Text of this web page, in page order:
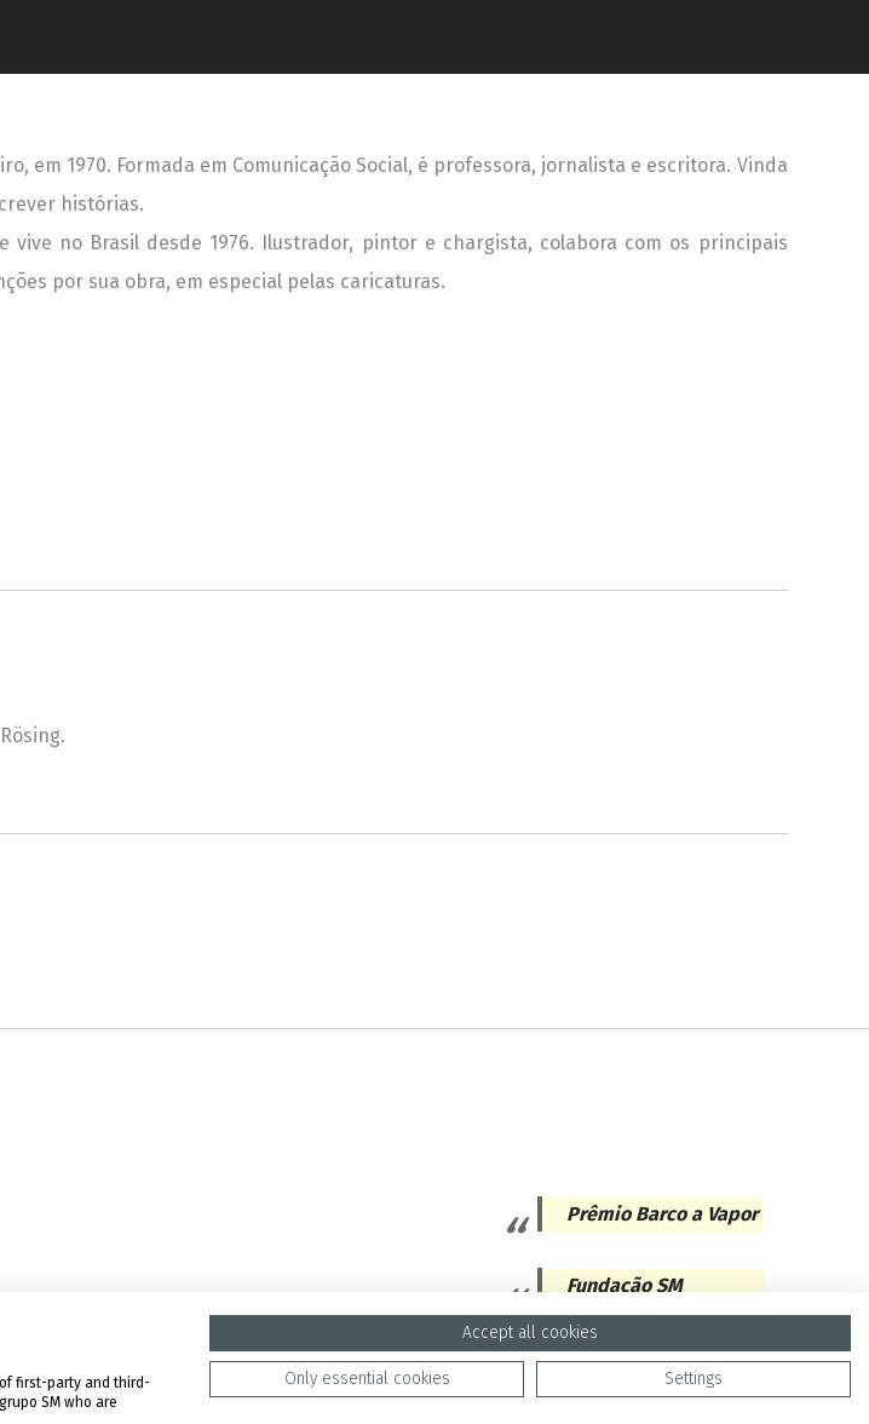
em 1970. Formada em Comunicação Social, é professora, jornalista e escritora. Vinda
histórias.
vive no Brasil desde 1976. Ilustrador, pintor e chargista, colabora com os principais
por sua obra, em especial pelas caricaturas.
Prêmio Barco a Vapor
Fundação SM
first-party and third-
SM who are
Accept all cookies
Only essential cookies Settings